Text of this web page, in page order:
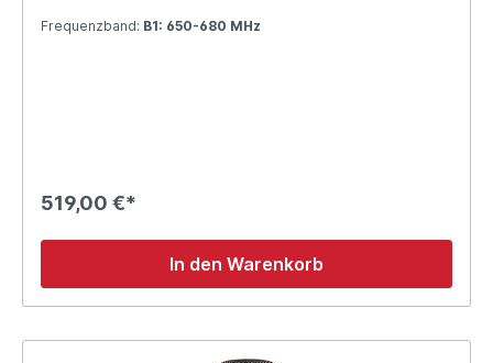
Frequenzband: B1: 650-680 MHz
519,00 €*
In den Warenkorb